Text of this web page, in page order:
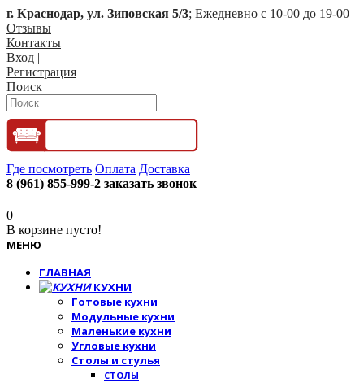
г. Краснодар, ул. Зиповская 5/3; Ежедневно с 10-00 до 19-00
Отзывы
Контакты
Вход |
Регистрация
Поиск
Где посмотреть Оплата Доставка
8 (961) 855-999-2 заказать звонок
0
В корзине пусто!
МЕНЮ
ГЛАВНАЯ
КУХНИ
Готовые кухни
Модульные кухни
Маленькие кухни
Угловые кухни
Столы и стулья
СТОЛЫ